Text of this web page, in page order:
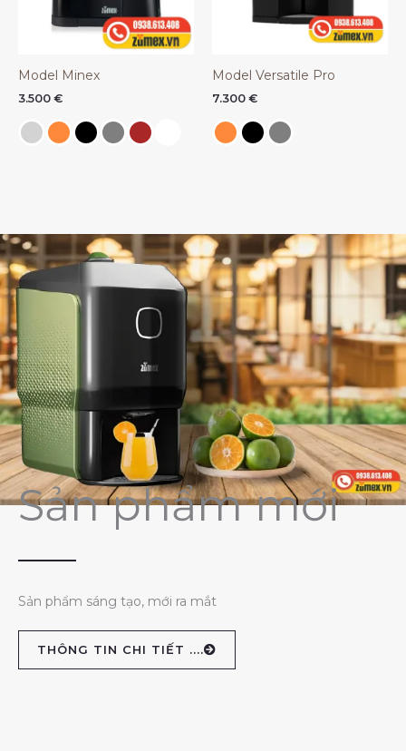
Model Minex
3.500 €
Model Versatile Pro
7.300 €
Sản phẩm mới
Sản phẩm sáng tạo, mới ra mắt
THÔNG TIN CHI TIẾT ....